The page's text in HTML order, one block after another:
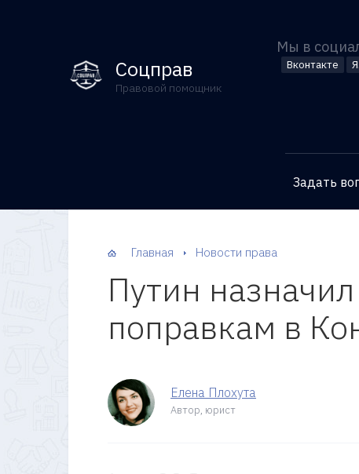
Соцправ
Правовой помощник
Мы в
Вконтакте
Задать
Главная Новости права
Путин
поправкам в
Елена Плохута
Автор, юрист